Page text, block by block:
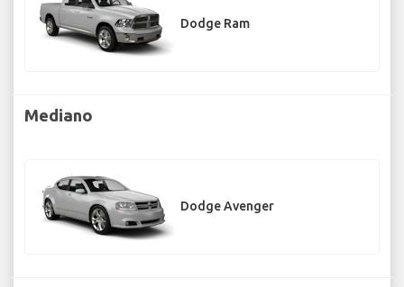
Dodge Ram
Mediano
Dodge Avenger